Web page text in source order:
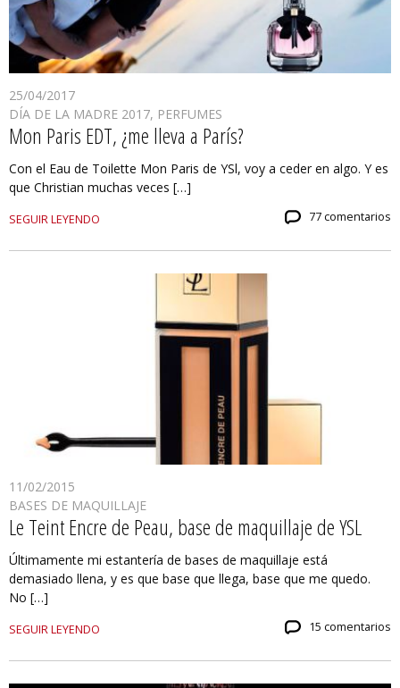
25/04/2017
DÍA DE LA MADRE 2017, PERFUMES
Mon Paris EDT, ¿me lleva a París?
Con el Eau de Toilette Mon Paris de YSl, voy a ceder en algo. Y es
que Christian muchas veces […]
SEGUIR LEYENDO 77 comentarios
11/02/2015
BASES DE MAQUILLAJE
Le Teint Encre de Peau, base de maquillaje de YSL
Últimamente mi estantería de bases de maquillaje está
demasiado llena, y es que base que llega, base que me quedo.
No […]
SEGUIR LEYENDO 15 comentarios